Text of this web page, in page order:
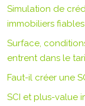
Simulation de
immobiliers fiables
Surface,
entrent dans le
Faut-il créer une
SCI et plus-value